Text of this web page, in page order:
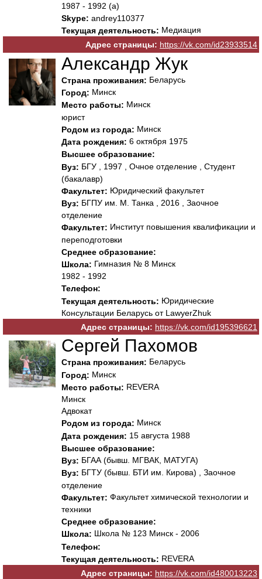
1987 - 1992 (а)
Skype: andrey110377
Текущая деятельность: Медиация
Адрес страницы: https://vk.com/id23933514
Александр Жук
Страна проживания: Беларусь
Город: Минск
Место работы: Минск
юрист
Родом из города: Минск
Дата рождения: 6 октября 1975
Высшее образование:
Вуз: БГУ , 1997 , Очное отделение , Студент
(бакалавр)
Факультет: Юридический факультет
Вуз: БГПУ им. М. Танка , 2016 , Заочное
отделение
Факультет: Институт повышения квалификации и
переподготовки
Среднее образование:
Школа: Гимназия № 8 Минск
1982 - 1992
Телефон:
Текущая деятельность: Юридические
Консультации Беларусь от LawyerZhuk
Адрес страницы: https://vk.com/id195396621
Сергей Пахомов
Страна проживания: Беларусь
Город: Минск
Место работы: REVERA
Минск
Адвокат
Родом из города: Минск
Дата рождения: 15 августа 1988
Высшее образование:
Вуз: БГАА (бывш. МГВАК, МАТУГА)
Вуз: БГТУ (бывш. БТИ им. Кирова) , Заочное
отделение
Факультет: Факультет химической технологии и
техники
Среднее образование:
Школа: Школа № 123 Минск - 2006
Телефон:
Текущая деятельность: REVERA
Адрес страницы: https://vk.com/id480013223